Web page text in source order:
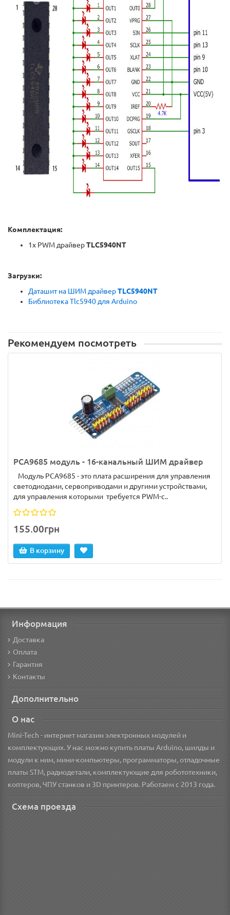
Комплектация:
1x PWM драйверTLC5940NT
Загрузки:
Даташит на ШИМ драйверTLC5940NT
Библиотека Tlc5940 для Arduino
Рекомендуем посмотреть
PCA9685 модуль - 16-канальный ШИМ драйвер
Модуль PCA9685 - это плата расширения для управления
светодиодами, сервоприводами и другими устройствами,
для управления которыми требуется PWM-с..
155.00грн
В корзину
Информация
Доставка
Оплата
Гарантия
Контакты
Дополнительно
О нас
Mini-Tech - интернет магазин электронных модулей и
комплектующих. У нас можно купить платы Arduino, шилды и
модули к ним, мини-компьютеры, программаторы, отладочные
платы STM, радиодетали, комплектующие для робототехники,
коптеров, ЧПУ станков и 3D принтеров. Работаем с 2013 года.
Схема проезда